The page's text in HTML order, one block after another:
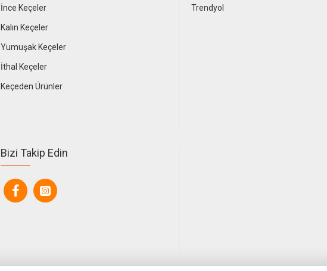
İnce Keçeler
Kalın Keçeler
Yumuşak Keçeler
İthal Keçeler
Keçeden Ürünler
Trendyol
Bizi Takip Edin